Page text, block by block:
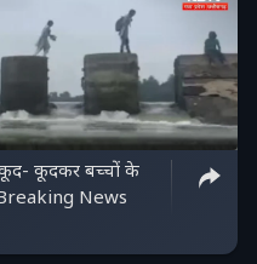
कूदकर बच्चों के
एक्शन | Breaking News